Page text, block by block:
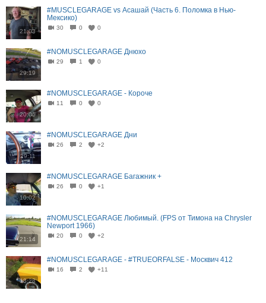
21:03
#MUSCLEGARAGE vs Асашай (Часть 6. Поломка в Нью-
Мексико)
30 0 0
29:19
#NOMUSCLEGARAGE Днюхо
29 1 0
20:06
#NOMUSCLEGARAGE - Короче
11 0 0
29:11
#NOMUSCLEGARAGE Дни
26 2 +2
10:02
#NOMUSCLEGARAGE Багажник +
26 0 +1
21:14
#NOMUSCLEGARAGE Любимый. (FPS от Тимона на Chrysler
Newport 1966)
20 0 +2
13:28
#NOMUSCLEGARAGE - #TRUEORFALSE - Москвич 412
16 2 +11